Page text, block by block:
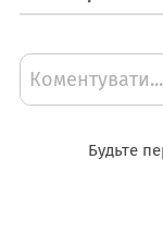
Коментувати...
Будьте